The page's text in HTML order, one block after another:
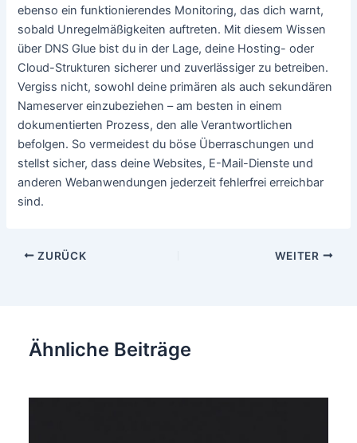
ebenso ein funktionierendes Monitoring, das dich warnt,
sobald Unregelmäßigkeiten auftreten. Mit diesem Wissen
über DNS Glue bist du in der Lage, deine Hosting- oder
Cloud-Strukturen sicherer und zuverlässiger zu betreiben.
Vergiss nicht, sowohl deine primären als auch sekundären
Nameserver einzubeziehen – am besten in einem
dokumentierten Prozess, den alle Verantwortlichen
befolgen. So vermeidest du böse Überraschungen und
stellst sicher, dass deine Websites, E-Mail-Dienste und
anderen Webanwendungen jederzeit fehlerfrei erreichbar
sind.
Beitragsnavigation
ZURÜCK WEITER
Ähnliche Beiträge